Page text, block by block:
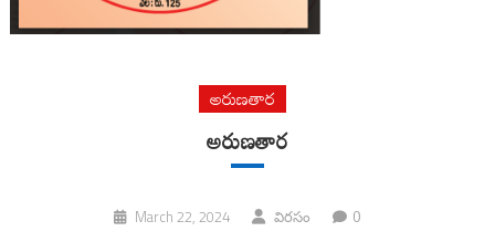
అరుణతార
అరుణతార
March 22, 2024 విరసం 0